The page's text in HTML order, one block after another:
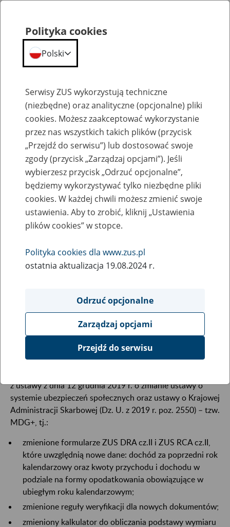
Komunikaty
Wdrożenie nowej metryki programu
Płatnik w dniu 28 lutego 2020 r.
27
lutego
2020
lutego 2020 r., mogą występować ograniczenia w
komunikacji elektronicznej z ZUS w programie Płatnik. W
tym czasie planujemy wdrożenie nowej metryki 192 dla
wersji 10.02.002 programu, związanej z projektem MDG+.
z ustawy z dnia 12 grudnia 2019 r. o zmianie ustawy o
systemie ubezpieczeń społecznych oraz ustawy o Krajowej
Administracji Skarbowej (Dz. U. z 2019 r. poz. 2550) – tzw.
MDG+, tj.:
zmienione formularze ZUS DRA cz.II i ZUS RCA cz.II,
które uwzględnią nowe dane: dochód za poprzedni rok
kalendarzowy oraz kwoty przychodu i dochodu w
podziale na formy opodatkowania obowiązujące w
ubiegłym roku kalendarzowym;
zmienione reguły weryfikacji dla nowych dokumentów;
zmieniony kalkulator do obliczania podstawy wymiaru
Polityka cookies
Polski
Serwisy ZUS wykorzystują techniczne
(niezbędne) oraz analityczne (opcjonalne) pliki
cookies. Możesz zaakceptować wykorzystanie
przez nas wszystkich takich plików (przycisk
„Przejdź do serwisu”) lub dostosować swoje
zgody (przycisk „Zarządzaj opcjami”). Jeśli
wybierzesz przycisk „Odrzuć opcjonalne”,
będziemy wykorzystywać tylko niezbędne pliki
cookies. W każdej chwili możesz zmienić swoje
ustawienia. Aby to zrobić, kliknij „Ustawienia
plików cookies” w stopce.
Polityka cookies dla www.zus.pl
ostatnia aktualizacja 19.08.2024 r.
Odrzuć opcjonalne
Zarządzaj opcjami
Przejdź do serwisu